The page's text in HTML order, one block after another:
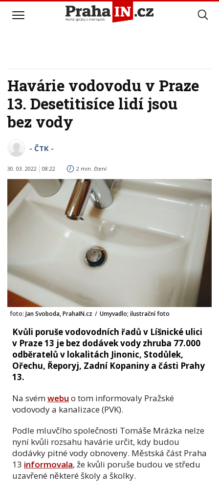
Havárie vodovodu v Praze
13. Desetitisíce lidí jsou
bez vody
- ČTK -
30. 03. 2022 08:22 2 min. čtení
foto: Jan Svoboda, PrahaIN.cz / Umyvadlo; ilustrační foto
Kvůli poruše vodovodních řadů v Líšnické ulici
v Praze 13 je bez dodávek vody zhruba 77.000
odběratelů v lokalitách Jinonic, Stodůlek,
Ořechu, Řeporyj, Zadní Kopaniny a části Prahy
13.
Na svémwebu o tom informovaly Pražské
vodovody a kanalizace (PVK).
Podle mluvčího společnosti Tomáše Mrázka nelze
nyní kvůli rozsahu havárie určit, kdy budou
dodávky pitné vody obnoveny. Městská část Praha
13 informovala, že kvůli poruše budou ve středu
uzavřené některé školy a školky.